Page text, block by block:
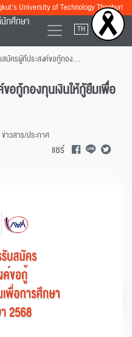
University of Technology Thonburi
นักศึกษา TH EN
กำหนดการรับสมัครผู้ที่ประสงค์ขอกู้กองทุนเงินให้กู้ยืมเพื่อการศึกษา ปีการศึกษา 2568
อกู้กองทุนเงินให้กู้ยืมเพื่อ
ข่าวสาร/ประกาศ
แชร์